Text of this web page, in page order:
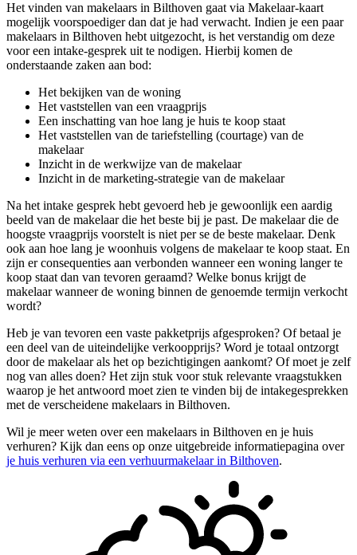
Het vinden van makelaars in Bilthoven gaat via Makelaar-kaart
mogelijk voorspoediger dan dat je had verwacht. Indien je een paar
makelaars in Bilthoven hebt uitgezocht, is het verstandig om deze
voor een intake-gesprek uit te nodigen. Hierbij komen de
onderstaande zaken aan bod:
Het bekijken van de woning
Het vaststellen van een vraagprijs
Een inschatting van hoe lang je huis te koop staat
Het vaststellen van de tariefstelling (courtage) van de
makelaar
Inzicht in de werkwijze van de makelaar
Inzicht in de marketing-strategie van de makelaar
Na het intake gesprek hebt gevoerd heb je gewoonlijk een aardig
beeld van de makelaar die het beste bij je past. De makelaar die de
hoogste vraagprijs voorstelt is niet per se de beste makelaar. Denk
ook aan hoe lang je woonhuis volgens de makelaar te koop staat. En
zijn er consequenties aan verbonden wanneer een woning langer te
koop staat dan van tevoren geraamd? Welke bonus krijgt de
makelaar wanneer de woning binnen de genoemde termijn verkocht
wordt?
Heb je van tevoren een vaste pakketprijs afgesproken? Of betaal je
een deel van de uiteindelijke verkoopprijs? Word je totaal ontzorgt
door de makelaar als het op bezichtigingen aankomt? Of moet je zelf
nog van alles doen? Het zijn stuk voor stuk relevante vraagstukken
waarop je het antwoord moet zien te vinden bij de intakegesprekken
met de verscheidene makelaars in Bilthoven.
Wil je meer weten over een makelaars in Bilthoven en je huis
verhuren? Kijk dan eens op onze uitgebreide informatiepagina over
je huis verhuren via een verhuurmakelaar in Bilthoven.